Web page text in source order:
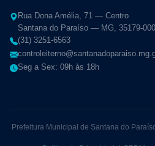
Rua Dona Amélia, 71 — Centro
Santana do Paraíso — MG, 35179-000
(31) 3251-6563
Seg a Sex: 09h às 18h
Prefeitura Municipal de Santana do